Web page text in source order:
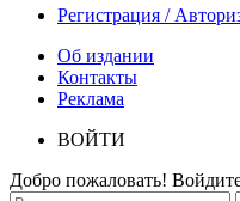
Регистрация /
Об издании
Контакты
Реклама
ВОЙТИ
Добро пожаловать!